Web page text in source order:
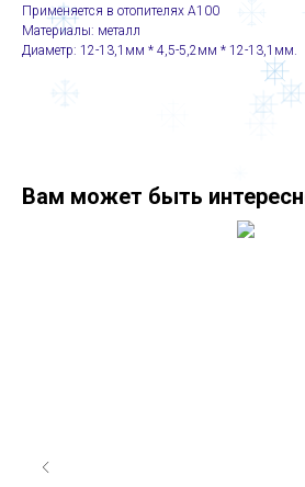
Применяется в отопителях А100
Материалы: металл
Диаметр: 12-13,1мм * 4,5-5,2мм * 12-13,1мм.
Вам может быть